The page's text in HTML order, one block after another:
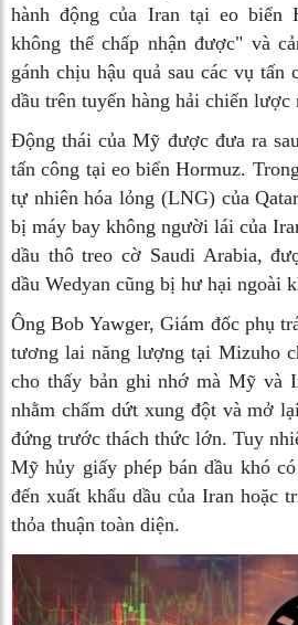
hành động của Iran tại eo biển
không thể chấp nhận được" và
gánh chịu hậu quả sau các vụ tấn
dầu trên tuyến hàng hải chiến lược
Động thái của Mỹ được đưa ra
tấn công tại eo biển Hormuz.
tự nhiên hóa lỏng (LNG) của
bị máy bay không người lái của
dầu thô treo cờ Saudi Arabia,
dầu Wedyan cũng bị hư hại ngoài
Ông Bob Yawger, Giám đốc phụ
tương lai năng lượng tại Mizuho
cho thấy bản ghi nhớ mà Mỹ và
nhằm chấm dứt xung đột và mở
đứng trước thách thức lớn. Tuy
Mỹ hủy giấy phép bán dầu khó
đến xuất khẩu dầu của Iran hoặc
thỏa thuận toàn diện.